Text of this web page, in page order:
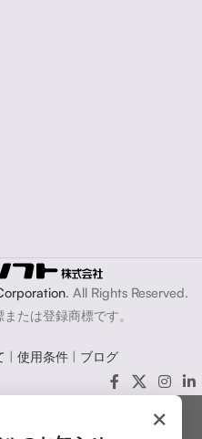
. All Rights Reserved.
たは登録商標です。
| 使用条件 | ブログ
×